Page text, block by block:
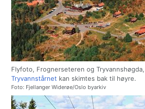
Flyfoto, Frognerseteren og
Tryvannstårnet kan skimtes bak til høyre.
Foto: Fjellanger Widerøe/Oslo byarkiv